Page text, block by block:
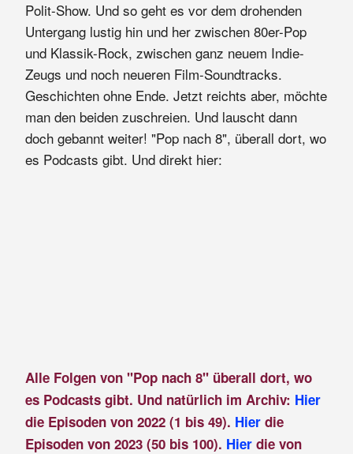
Polit-Show. Und so geht es vor dem drohenden
Untergang lustig hin und her zwischen 80er-Pop
und Klassik-Rock, zwischen ganz neuem Indie-
Zeugs und noch neueren Film-Soundtracks.
Geschichten ohne Ende. Jetzt reichts aber, möchte
man den beiden zuschreien. Und lauscht dann
doch gebannt weiter! "Pop nach 8", überall dort, wo
es Podcasts gibt. Und direkt hier:
Alle Folgen von "Pop nach 8" überall dort, wo
es Podcasts gibt. Und natürlich im Archiv: Hier
die Episoden von 2022 (1 bis 49). Hierdie
Episoden von 2023 (50 bis 100). Hier die von